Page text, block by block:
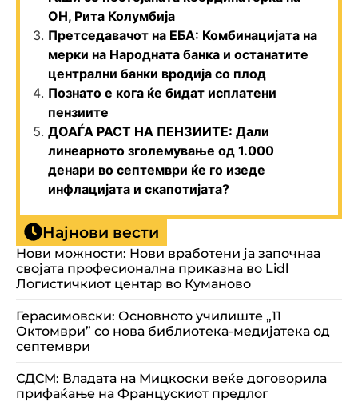
ОН, Рита Колумбија
Претседавачот на ЕБА: Комбинацијата на
мерки на Народната банка и останатите
централни банки вродија со плод
Познато е кога ќе бидат исплатени
пензиите
ДОАЃА РАСТ НА ПЕНЗИИТЕ: Дали
линеарното зголемување од 1.000
денари во септември ќе го изеде
инфлацијата и скапотијата?
Најнови вести
Нови можности: Нови вработени ја започнаа
својата професионална приказна во Lidl
Логистичкиот центар во Куманово
Герасимовски: Основното училиште „11
Октомври” со нова библиотека-медијатека од
септември
СДСМ: Владата на Мицкоски веќе договорила
прифаќање на Францускиот предлог